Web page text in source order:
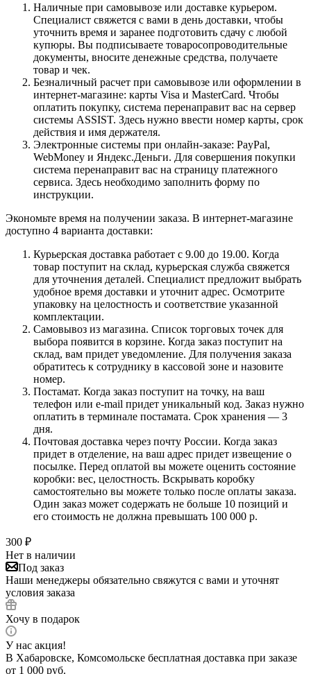
Наличные при самовывозе или доставке курьером.
Специалист свяжется с вами в день доставки, чтобы
уточнить время и заранее подготовить сдачу с любой
купюры. Вы подписываете товаросопроводительные
документы, вносите денежные средства, получаете
товар и чек.
Безналичный расчет при самовывозе или оформлении в
интернет-магазине: карты Visa и MasterCard. Чтобы
оплатить покупку, система перенаправит вас на сервер
системы ASSIST. Здесь нужно ввести номер карты, срок
действия и имя держателя.
Электронные системы при онлайн-заказе: PayPal,
WebMoney и Яндекс.Деньги. Для совершения покупки
система перенаправит вас на страницу платежного
сервиса. Здесь необходимо заполнить форму по
инструкции.
Экономьте время на получении заказа. В интернет-магазине
доступно 4 варианта доставки:
Курьерская доставка работает с 9.00 до 19.00. Когда
товар поступит на склад, курьерская служба свяжется
для уточнения деталей. Специалист предложит выбрать
удобное время доставки и уточнит адрес. Осмотрите
упаковку на целостность и соответствие указанной
комплектации.
Самовывоз из магазина. Список торговых точек для
выбора появится в корзине. Когда заказ поступит на
склад, вам придет уведомление. Для получения заказа
обратитесь к сотруднику в кассовой зоне и назовите
номер.
Постамат. Когда заказ поступит на точку, на ваш
телефон или e-mail придет уникальный код. Заказ нужно
оплатить в терминале постамата. Срок хранения — 3
дня.
Почтовая доставка через почту России. Когда заказ
придет в отделение, на ваш адрес придет извещение о
посылке. Перед оплатой вы можете оценить состояние
коробки: вес, целостность. Вскрывать коробку
самостоятельно вы можете только после оплаты заказа.
Один заказ может содержать не больше 10 позиций и
его стоимость не должна превышать 100 000 р.
300 ₽
Нет в наличии
Под заказ
Наши менеджеры обязательно свяжутся с вами и уточнят
условия заказа
Хочу в подарок
У нас акция!
В Хабаровске, Комсомольске бесплатная доставка при заказе
от 1 000 руб.